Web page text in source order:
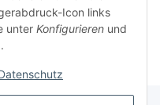
Icon links
unter Konfigurieren und
.